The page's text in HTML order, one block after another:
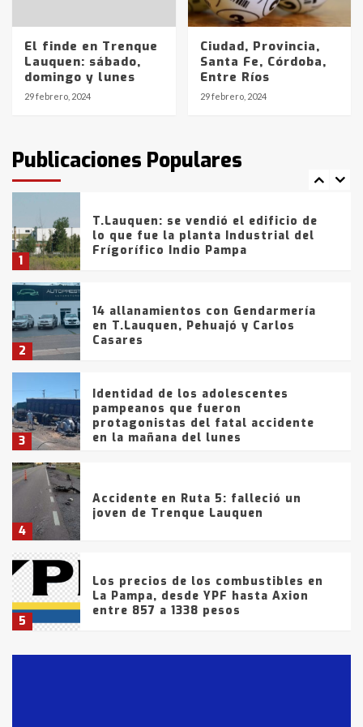
El finde en Trenque
Lauquen: sábado,
domingo y lunes
29 febrero, 2024
Ciudad, Provincia,
Santa Fe, Córdoba,
Entre Ríos
29 febrero, 2024
Publicaciones Populares
6
Blanca anticipa que Agosto vendrá
con lluvias y heladas, en gran parte
de la provincia
fueron detenidos por
comercialización de drogas en la
tarde del sábado
1
T.Lauquen: se vendió el edificio de
lo que fue la planta Industrial del
Frígorífico Indio Pampa
2
14 allanamientos con Gendarmería
en T.Lauquen, Pehuajó y Carlos
Casares
3
Identidad de los adolescentes
pampeanos que fueron
protagonistas del fatal accidente
en la mañana del lunes
4
Accidente en Ruta 5: falleció un
joven de Trenque Lauquen
5
Los precios de los combustibles en
La Pampa, desde YPF hasta Axion
entre 857 a 1338 pesos